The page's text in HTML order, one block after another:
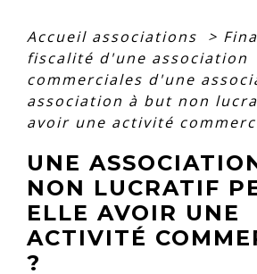
Accueil associations >
fiscalité d'une association
commerciales d'une
association à but non
avoir une activité
UNE
NON LUCRATIF
ELLE AVOIR UNE
ACTIVITÉ
?